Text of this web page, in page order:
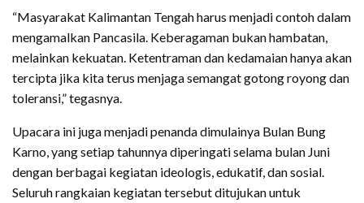
“Masyarakat Kalimantan Tengah harus menjadi contoh dalam
mengamalkan Pancasila. Keberagaman bukan hambatan,
melainkan kekuatan. Ketentraman dan kedamaian hanya akan
tercipta jika kita terus menjaga semangat gotong royong dan
toleransi,” tegasnya.
Upacara ini juga menjadi penanda dimulainya Bulan Bung
Karno, yang setiap tahunnya diperingati selama bulan Juni
dengan berbagai kegiatan ideologis, edukatif, dan sosial.
Seluruh rangkaian kegiatan tersebut ditujukan untuk